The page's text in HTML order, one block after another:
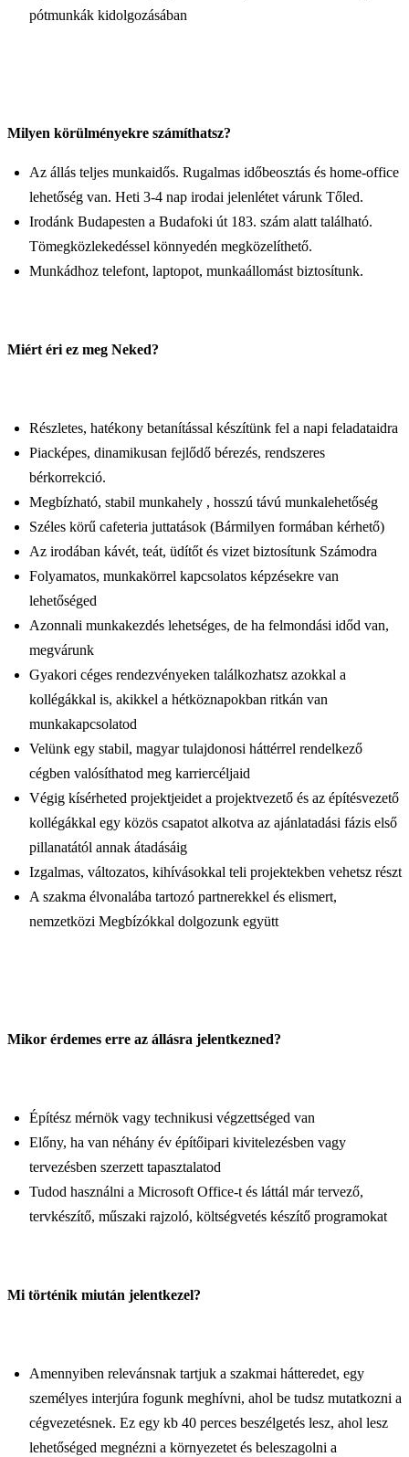
pótmunkák kidolgozásában
Milyen körülményekre számíthatsz?
Az állás teljes munkaidős. Rugalmas időbeosztás és home-office
lehetőség van. Heti 3-4 nap irodai jelenlétet várunk Tőled.
Irodánk Budapesten a Budafoki út 183. szám alatt található.
Tömegközlekedéssel könnyedén megközelíthető.
Munkádhoz telefont, laptopot, munkaállomást biztosítunk.
Miért éri ez meg Neked?
Részletes, hatékony betanítással készítünk fel a napi feladataidra
Piacképes, dinamikusan fejlődő bérezés, rendszeres
bérkorrekció.
Megbízható, stabil munkahely , hosszú távú munkalehetőség
Széles körű cafeteria juttatások (Bármilyen formában kérhető)
Az irodában kávét, teát, üdítőt és vizet biztosítunk Számodra
Folyamatos, munkakörrel kapcsolatos képzésekre van
lehetőséged
Azonnali munkakezdés lehetséges, de ha felmondási időd van,
megvárunk
Gyakori céges rendezvényeken találkozhatsz azokkal a
kollégákkal is, akikkel a hétköznapokban ritkán van
munkakapcsolatod
Velünk egy stabil, magyar tulajdonosi háttérrel rendelkező
cégben valósíthatod meg karriercéljaid
Végig kísérheted projektjeidet a projektvezető és az építésvezető
kollégákkal egy közös csapatot alkotva az ajánlatadási fázis első
pillanatától annak átadásáig
Izgalmas, változatos, kihívásokkal teli projektekben vehetsz részt
A szakma élvonalába tartozó partnerekkel és elismert,
nemzetközi Megbízókkal dolgozunk együtt
Mikor érdemes erre az állásra jelentkezned?
Építész mérnök vagy technikusi végzettséged van
Előny, ha van néhány év építőipari kivitelezésben vagy
tervezésben szerzett tapasztalatod
Tudod használni a Microsoft Office-t és láttál már tervező,
tervkészítő, műszaki rajzoló, költségvetés készítő programokat
Mi történik miután jelentkezel?
Amennyiben relevánsnak tartjuk a szakmai hátteredet, egy
személyes interjúra fogunk meghívni, ahol be tudsz mutatkozni a
cégvezetésnek. Ez egy kb 40 perces beszélgetés lesz, ahol lesz
lehetőséged megnézni a környezetet és beleszagolni a